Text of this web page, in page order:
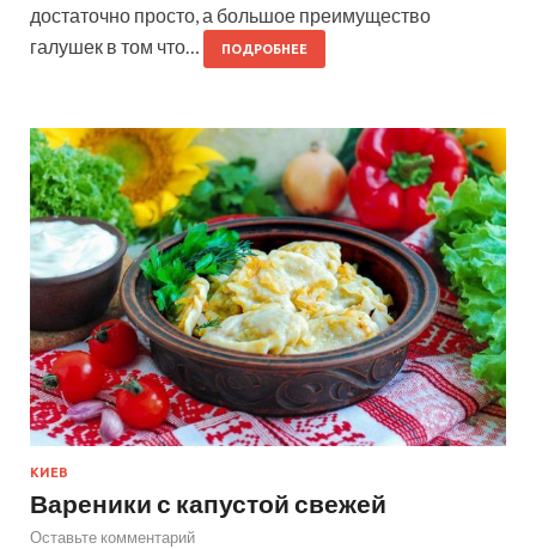
достаточно просто, а большое преимущество
галушек в том что…
ПОДРОБНЕЕ
КИЕВ
Вареники с капустой свежей
Оставьте комментарий